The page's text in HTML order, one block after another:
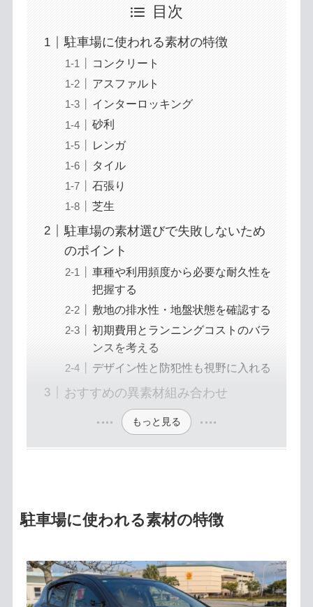
目次
駐車場に使われる素材の特徴
コンクリート
アスファルト
インターロッキング
砂利
レンガ
タイル
石張り
芝生
駐車場の素材選びで失敗しないため
のポイント
車種や利用頻度から必要な耐久性を
把握する
敷地の排水性・地盤状態を確認する
初期費用とランニングコストのバラ
ンスを考える
デザイン性と防犯性も視野に入れる
おすすめの異素材組み合わせ
もっと見る
駐車場に使われる素材の特徴